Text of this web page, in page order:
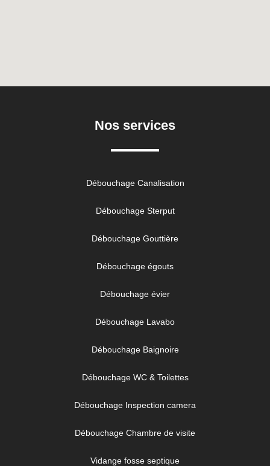
Nos services
Débouchage Canalisation
Débouchage Sterput
Débouchage Gouttière
Débouchage égouts
Débouchage évier
Débouchage Lavabo
Débouchage Baignoire
Débouchage WC & Toilettes
Débouchage Inspection camera
Débouchage Chambre de visite
Vidange fosse septique